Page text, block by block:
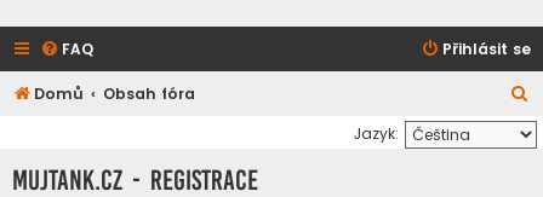
FAQ Přihlásit se
Domů Obsah fóra
l
e
Jazyk:
mujtank.cz - Registrace